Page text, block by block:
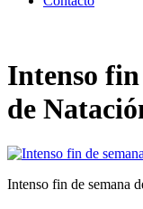
Intenso
de
Intenso fin de semana